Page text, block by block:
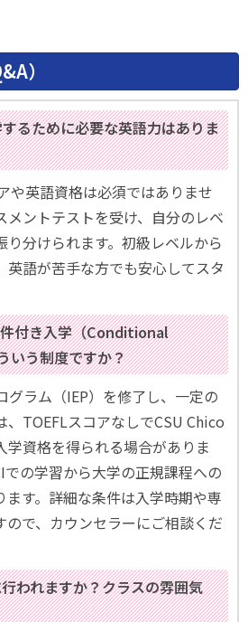
）
るために必要な英語力はありま
や英語資格は必須ではありませ
メントテストを受け、自分のレベ
り分けられます。初級レベルから
英語が苦手な方でも安心してスタ
付き入学（Conditional
いう制度ですか？
グラム（IEP）を修了し、一定の
TOEFLスコアなしでCSU Chico
学資格を得られる場合がありま
での学習から大学の正規課程への
す。詳細な条件は入学時期や専
ので、カウンセラーにご相談くだ
われますか？クラスの雰囲気